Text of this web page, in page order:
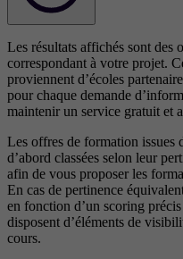
Les résultats affichés sont des
correspondant à votre projet.
proviennent d’écoles
pour chaque demande
maintenir un service gratuit et
Les offres de formation issues
d’abord classées selon leur
afin de vous proposer les
En cas de pertinence
en fonction d’un scoring
disposent d’éléments de
cours.